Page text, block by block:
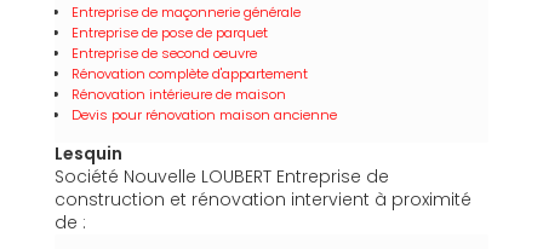
Entreprise de maçonnerie générale
Entreprise de pose de parquet
Entreprise de second oeuvre
Rénovation complète d'appartement
Rénovation intérieure de maison
Devis pour rénovation maison ancienne
Lesquin
Société Nouvelle LOUBERT Entreprise de
construction et rénovation intervient à proximité
de :